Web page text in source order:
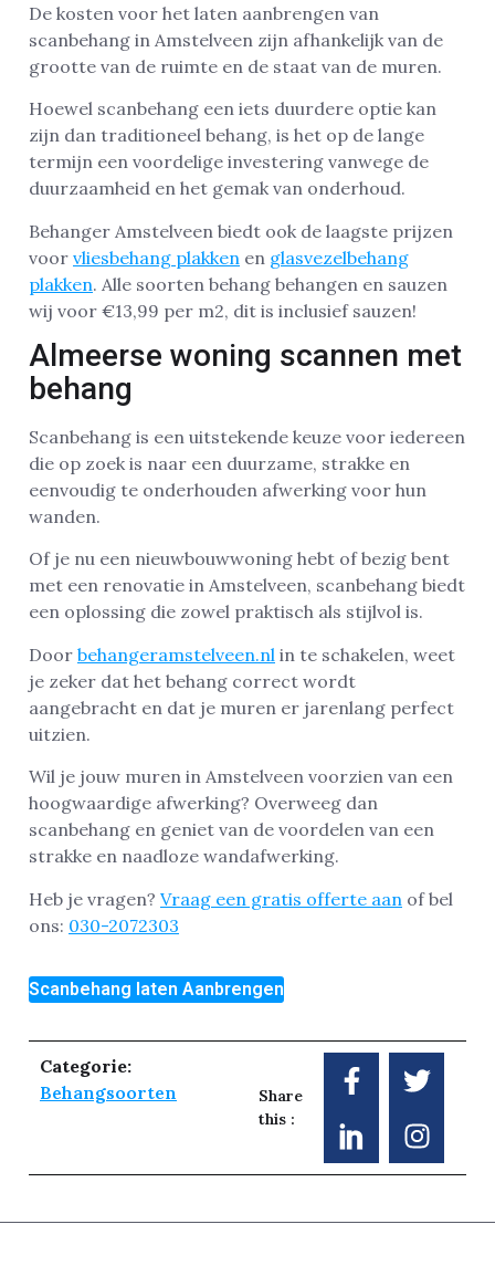
De kosten voor het laten aanbrengen van
scanbehang in Amstelveen zijn afhankelijk van de
grootte van de ruimte en de staat van de muren.
Hoewel scanbehang een iets duurdere optie kan
zijn dan traditioneel behang, is het op de lange
termijn een voordelige investering vanwege de
duurzaamheid en het gemak van onderhoud.
Behanger Amstelveen biedt ook de laagste prijzen
voor vliesbehang plakken en glasvezelbehang
plakken. Alle soorten behang behangen en sauzen
wij voor €13,99 per m2, dit is inclusief sauzen!
Almeerse woning scannen met
behang
Scanbehang is een uitstekende keuze voor iedereen
die op zoek is naar een duurzame, strakke en
eenvoudig te onderhouden afwerking voor hun
wanden.
Of je nu een nieuwbouwwoning hebt of bezig bent
met een renovatie in Amstelveen, scanbehang biedt
een oplossing die zowel praktisch als stijlvol is.
Door behangeramstelveen.nl in te schakelen, weet
je zeker dat het behang correct wordt
aangebracht en dat je muren er jarenlang perfect
uitzien.
Wil je jouw muren in Amstelveen voorzien van een
hoogwaardige afwerking? Overweeg dan
scanbehang en geniet van de voordelen van een
strakke en naadloze wandafwerking.
Heb je vragen? Vraag een gratis offerte aan of bel
ons: 030-2072303
Scanbehang laten Aanbrengen
Categorie:
Behangsoorten
Share
this :